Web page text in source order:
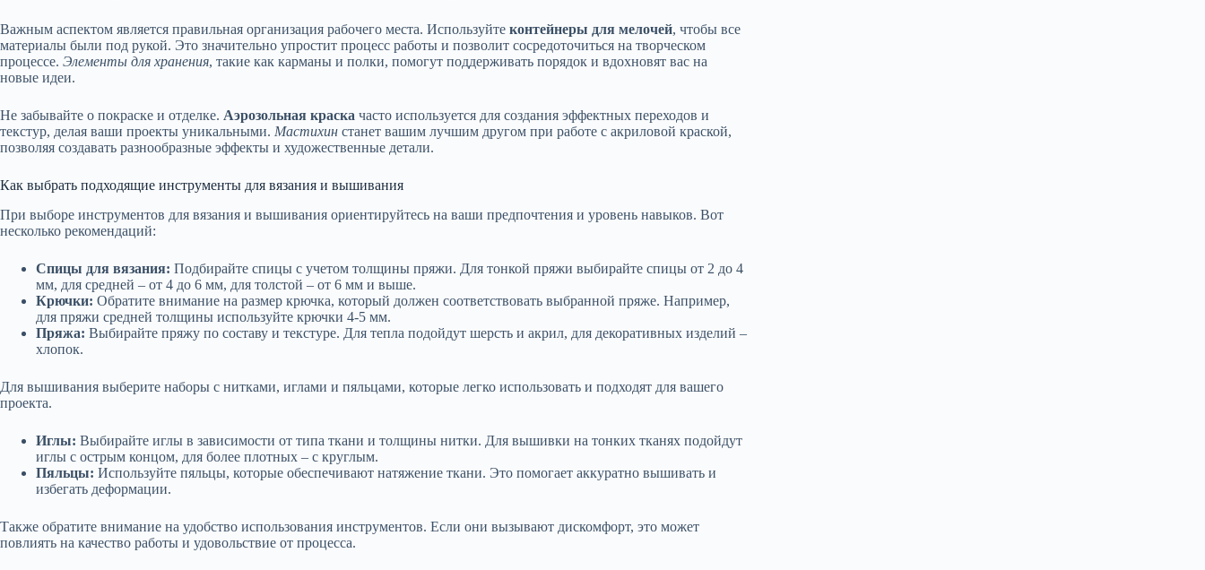
Важным аспектом является правильная организация рабочего места. Используйте контейнеры для мелочей, чтобы все
материалы были под рукой. Это значительно упростит процесс работы и позволит сосредоточиться на творческом
процессе. Элементы для хранения, такие как карманы и полки, помогут поддерживать порядок и вдохновят вас на
новые идеи.
Не забывайте о покраске и отделке. Аэрозольная краска часто используется для создания эффектных переходов и
текстур, делая ваши проекты уникальными. Мастихин станет вашим лучшим другом при работе с акриловой краской,
позволяя создавать разнообразные эффекты и художественные детали.
Как выбрать подходящие инструменты для вязания и вышивания
При выборе инструментов для вязания и вышивания ориентируйтесь на ваши предпочтения и уровень навыков. Вот
несколько рекомендаций:
Спицы для вязания: Подбирайте спицы с учетом толщины пряжи. Для тонкой пряжи выбирайте спицы от 2 до 4
мм, для средней – от 4 до 6 мм, для толстой – от 6 мм и выше.
Крючки: Обратите внимание на размер крючка, который должен соответствовать выбранной пряже. Например,
для пряжи средней толщины используйте крючки 4-5 мм.
Пряжа: Выбирайте пряжу по составу и текстуре. Для тепла подойдут шерсть и акрил, для декоративных изделий –
хлопок.
Для вышивания выберите наборы с нитками, иглами и пяльцами, которые легко использовать и подходят для вашего
проекта.
Иглы: Выбирайте иглы в зависимости от типа ткани и толщины нитки. Для вышивки на тонких тканях подойдут
иглы с острым концом, для более плотных – с круглым.
Пяльцы: Используйте пяльцы, которые обеспечивают натяжение ткани. Это помогает аккуратно вышивать и
избегать деформации.
Также обратите внимание на удобство использования инструментов. Если они вызывают дискомфорт, это может
повлиять на качество работы и удовольствие от процесса.